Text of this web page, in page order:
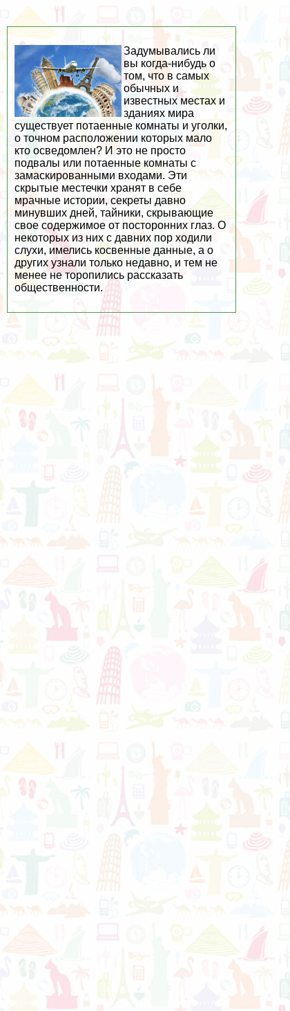
Задумывались ли
вы когда-нибудь о
том, что в самых
обычных и
известных местах и
зданиях мира
существует потаенные комнаты и уголки,
о точном расположении которых мало
кто осведомлен? И это не просто
подвалы или потаенные комнаты с
замаскированными входами. Эти
скрытые местечки хранят в себе
мрачные истории, секреты давно
минувших дней, тайники, скрывающие
свое содержимое от посторонних глаз. О
некоторых из них с давних пор ходили
слухи, имелись косвенные данные, а о
других узнали только недавно, и тем не
менее не торопились рассказать
общественности.